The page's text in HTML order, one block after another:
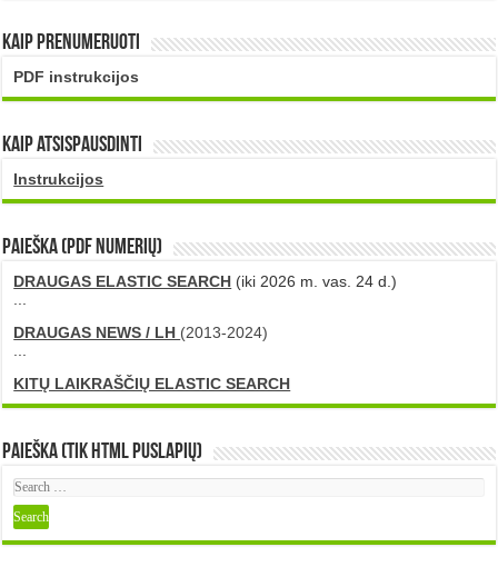
Kaip prenumeruoti
PDF instrukcijos
Kaip atsispausdinti
Instrukcijos
PAIEŠKA (PDF numerių)
DRAUGAS ELASTIC SEARCH (iki 2026 m. vas. 24 d.)
...
DRAUGAS NEWS / LH (2013-2024)
...
KITŲ LAIKRAŠČIŲ ELASTIC SEARCH
Paieška (tik HTML puslapių)